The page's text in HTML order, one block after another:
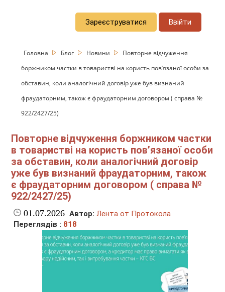
Зареєструватися Ввійти
Головна Блог Новини
Повторне відчуження
боржником частки в товаристві на користь пов’язаної особи за
обставин, коли аналогічний договір уже був визнаний
фраудаторним, також є фраудаторним договором ( справа №
922/2427/25)
Повторне відчуження боржником частки
в товаристві на користь пов’язаної особи
за обставин, коли аналогічний договір
уже був визнаний фраудаторним, також
є фраудаторним договором ( справа №
922/2427/25)
01.07.2026 Автор: Лента от Протокола
Переглядів : 818